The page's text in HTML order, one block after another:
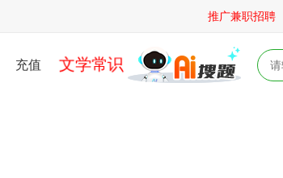
推广兼职招聘
充值 文学常识